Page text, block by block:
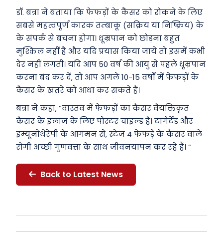
डॉ. बत्रा ने बताया कि फेफड़ों के कैंसर को रोकने के लिए
सबसे महत्वपूर्ण कारक तम्बाकू (सक्रिय या निष्क्रिय) के
के संपर्क से बचना होगा। धूम्रपान को छोड़ना बहुत
मुश्किल नहीं है और यदि प्रयास किया जाये तो इसमें कभी
देर नहीं लगती। यदि आप 50 वर्ष की आयु से पहले धूम्रपान
करना बंद कर दें, तो आप अगले 10-15 वर्षों में फेफड़ों के
कैंसर के खतरे को आधा कर सकते हैं।
बत्रा ने कहा, “वास्तव में फेफड़ों का कैंसर वैयक्तिकृत
कैंसर के इलाज के लिए पोस्टर चाइल्ड है। टागेर्टेड और
इम्यूनोथेरेपी के आगमन से, स्टेज 4 फेफड़े के कैंसर वाले
रोगी अच्छी गुणवत्ता के साथ जीवनयापन कर रहे हैं। ”
Back to Latest News